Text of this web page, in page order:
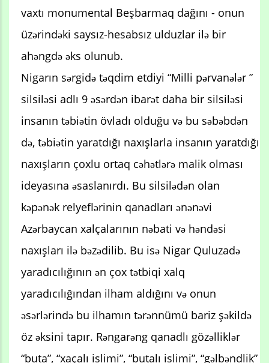
vaxtı monumental Beşbarmaq dağını - onun
üzərindəki saysız-hesabsız ulduzlar ilə bir
ahəngdə əks olunub.
Nigarın sərgidə təqdim etdiyi “Milli pərvanələr ”
silsiləsi adlı 9 əsərdən ibarət daha bir silsiləsi
insanın təbiətin övladı olduğu və bu səbəbdən
də, təbiətin yaratdığı naxışlarla insanın yaratdığı
naxışların çoxlu ortaq cəhətlərə malik olması
ideyasına əsaslanırdı. Bu silsilədən olan
kəpənək relyeflərinin qanadları ənənəvi
Azərbaycan xalçalarının nəbati və həndəsi
naxışları ilə bəzədilib. Bu isə Nigar Quluzadə
yaradıcılığının ən çox tətbiqi xalq
yaradıcılığından ilham aldığını və onun
əsərlərində bu ilhamın tərənnümü bariz şəkildə
öz əksini tapır. Rəngarəng qanadlı gözəlliklər
“buta”, “xaçalı islimi”, “butalı islimi”, “gəlbəndlik”